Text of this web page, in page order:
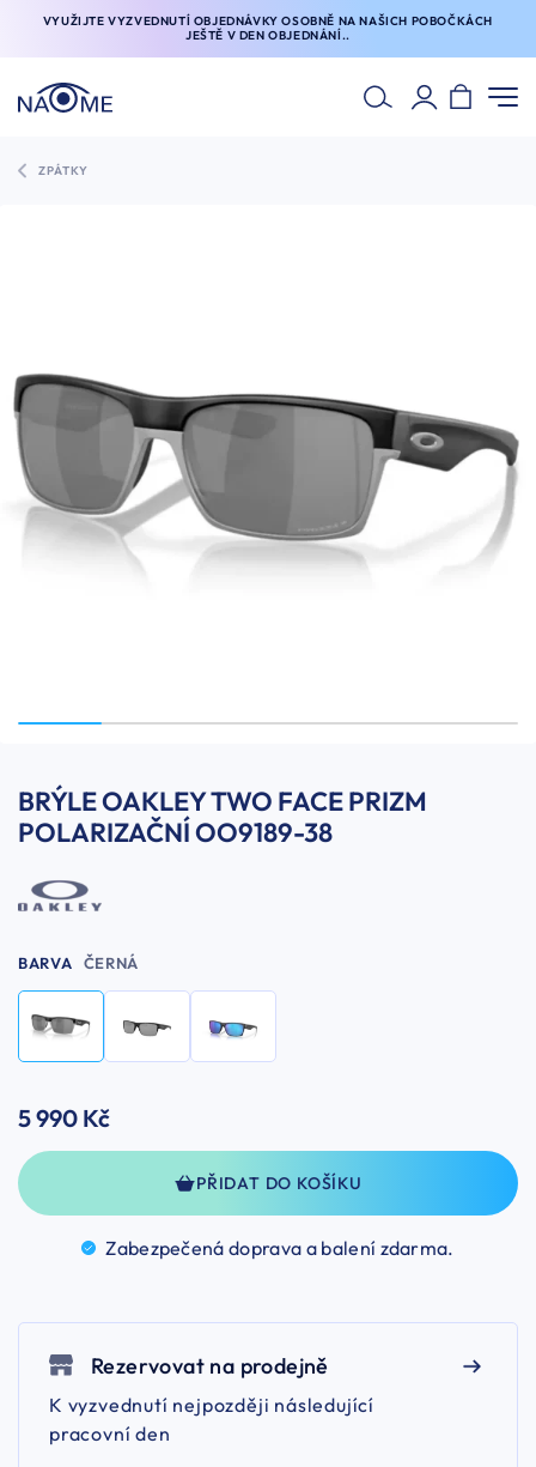
VYUŽIJTE VYZVEDNUTÍ OBJEDNÁVKY OSOBNĚ NA NAŠICH POBOČKÁCH
JEŠTĚ V DEN OBJEDNÁNÍ..
ZPÁTKY
BRÝLE OAKLEY TWO FACE PRIZM
POLARIZAČNÍ OO9189-38
BARVA ČERNÁ
5 990 Kč
PŘIDAT DO KOŠÍKU
Zabezpečená doprava a balení zdarma.
Rezervovat na prodejně
K vyzvednutí nejpozději následující
pracovní den